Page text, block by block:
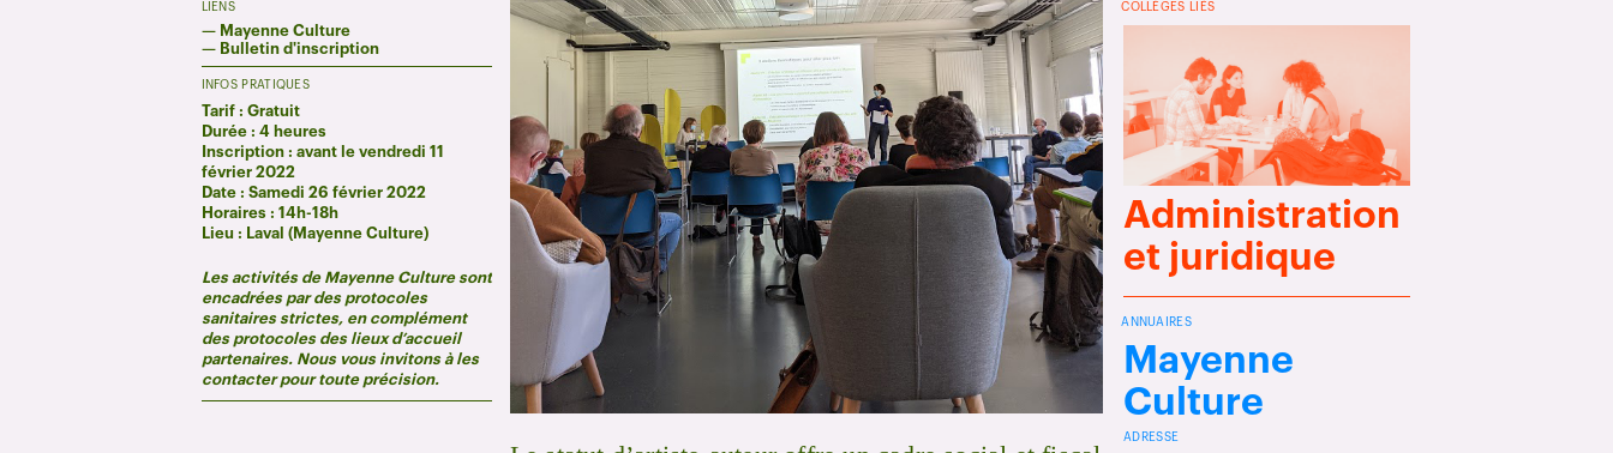
LIENS
— Mayenne Culture
— Bulletin d'inscription
INFOS PRATIQUES
Tarif : Gratuit
Durée : 4 heures
Inscription : avant le vendredi 11
février 2022
Date : Samedi 26 février 2022
Horaires : 14h-18h
Lieu : Laval (Mayenne Culture)
Les activités de Mayenne Culture sont
encadrées par des protocoles
sanitaires strictes, en complément
des protocoles des lieux d’accueil
partenaires. Nous vous invitons à les
contacter pour toute précision.
COLLÈGES LIÉS
Administration
et juridique
ANNUAIRES
Mayenne
Culture
ADRESSE